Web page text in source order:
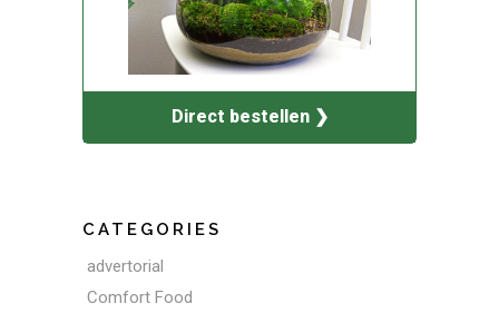
Direct bestellen ❯
CATEGORIES
advertorial
Comfort Food